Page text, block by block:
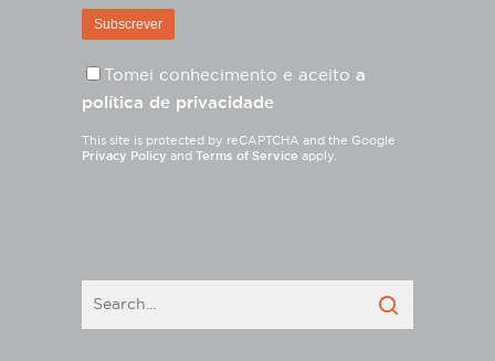
Tomei conhecimento e aceito a
política de privacidade
This site is protected by reCAPTCHA and the Google
Privacy Policy and Terms of Service apply.